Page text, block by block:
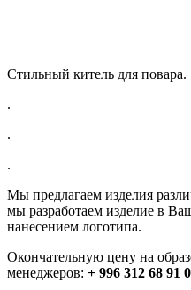
Стильный китель для повара.
.
.
.
Мы предлагаем изделия
мы разработаем изделие в
нанесением логотипа.
Окончательную цену на
менеджеров: + 996 312 68 91